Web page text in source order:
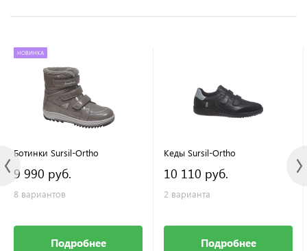
НОВИНКА
Ботинки Sursil-Ortho
9 990 руб.
8 вариантов
Подробнее
Кеды Sursil-Ortho
10 110 руб.
2 варианта
Подробнее